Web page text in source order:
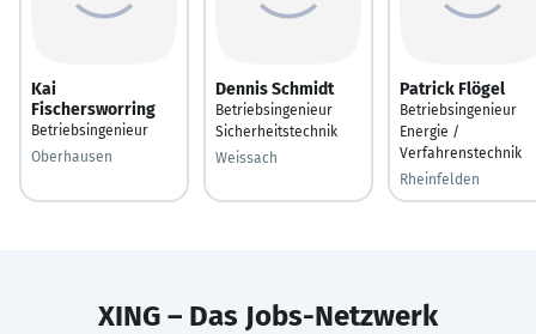
Kai
Fischersworring
Betriebsingenieur
Oberhausen
Dennis Schmidt
Betriebsingenieur
Sicherheitstechnik
Weissach
Patrick Flögel
Betriebsingenieur
Energie /
Verfahrenstechnik
Rheinfelden
XING – Das Jobs-Netzwerk